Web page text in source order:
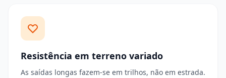
Resistência em terreno variado
As saídas longas fazem-se em trilhos, não em estrada.